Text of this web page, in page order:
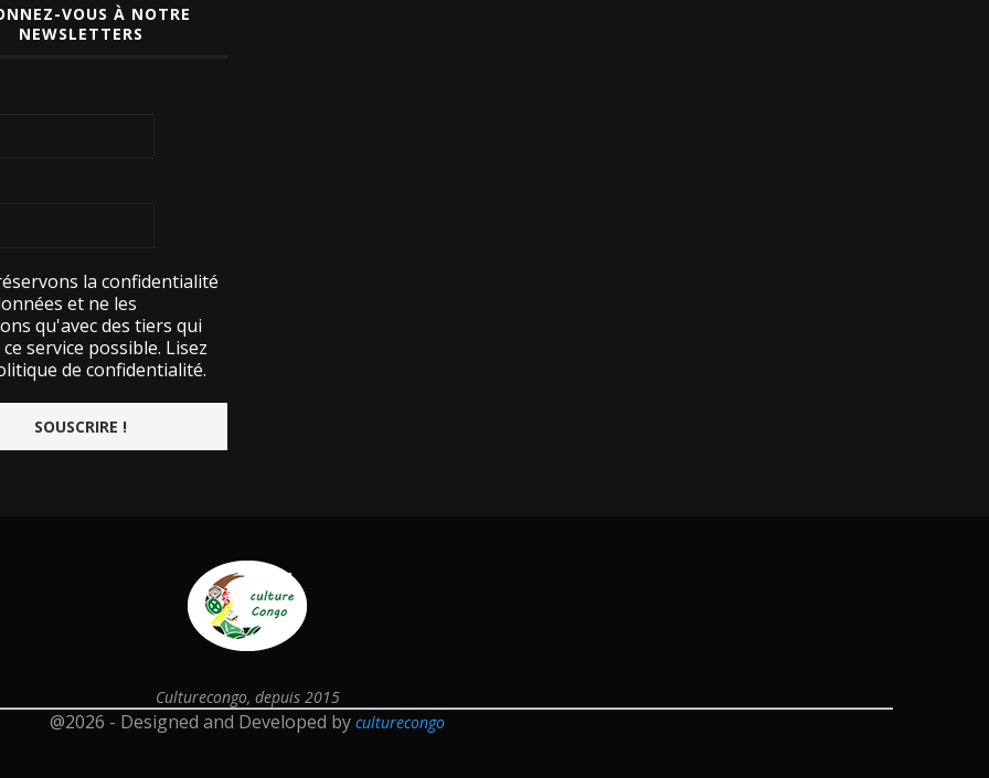
VOUS À NOTRE
NEWSLETTERS
la confidentialité
et ne les
qu'avec des tiers qui
service possible. Lisez
de confidentialité.
Culturecongo, depuis 2015
@2026 - Designed and Developed by culturecongo